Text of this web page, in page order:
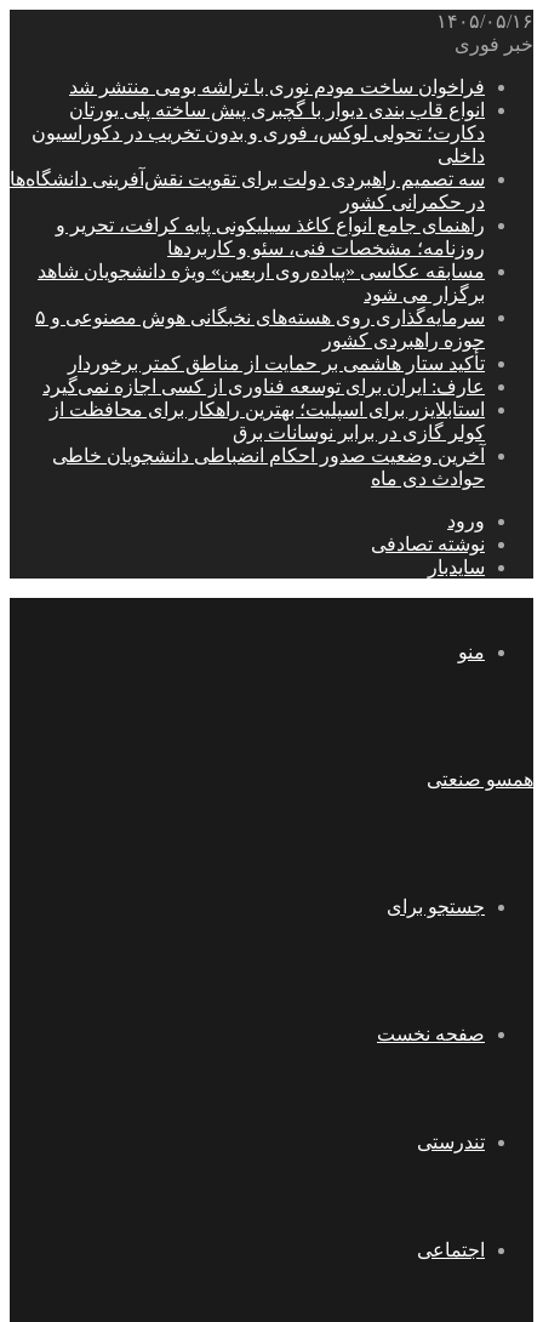
۱۴۰۵/۰۵/۱۶
خبر فوری
فراخوان ساخت مودم نوری با تراشه بومی منتشر شد
انواع قاب بندی دیوار با گچبری پیش ساخته پلی یورتان
دکارت؛ تحولی لوکس، فوری و بدون تخریب در دکوراسیون
داخلی
سه تصمیم راهبردی دولت برای تقویت نقش‌آفرینی دانشگاه‌ها
در حکمرانی کشور
راهنمای جامع انواع کاغذ سیلیکونی پایه کرافت، تحریر و
روزنامه؛ مشخصات فنی، سئو و کاربردها
مسابقه عکاسی «پیاده‌روی اربعین» ویژه دانشجویان شاهد
برگزار می شود
سرمایه‌گذاری روی هسته‌های نخبگانی هوش مصنوعی و ۵
حوزه راهبردی کشور
تأکید ستار هاشمی بر حمایت از مناطق کمتر برخوردار
عارف: ایران برای توسعه فناوری از کسی اجازه نمی‌گیرد
استابلایزر برای اسپلیت؛ بهترین راهکار برای محافظت از
کولر گازی در برابر نوسانات برق
آخرین وضعیت صدور احکام انضباطی دانشجویان خاطی
حوادث دی ماه
ورود
نوشته تصادفی
سایدبار
منو
همسو صنعتی
جستجو برای
صفحه نخست
تندرستی
اجتماعی